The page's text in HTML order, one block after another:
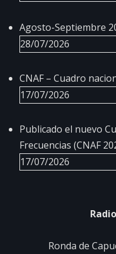
Agosto-Septiembre
28/07/2026
CNAF – Cuadro
17/07/2026
Publicado el nuevo
Frecuencias (CNAF
17/07/2026
Ronda de